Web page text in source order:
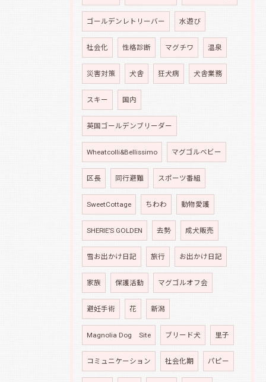
ゴールデンレトリーバー 水遊び
社会化 性格診断 マグチワ 温泉
災害対策 犬舎 狂犬病 犬舎業務
スキー 国内
英国ゴールデンブリーダー
Wheatcolli&Bellissimo マグゴルベビー
区長 同行避難 スポーツ番組
SweetCottage ちわわ 動物愛護
SHERIE’S GOLDEN 去勢 成犬販売
雪お出かけ日記 旅行 お出かけ日記
家族 保護活動 マグゴルオフ会
避妊手術 花 新潟
Magnolia Dog Site ブリード犬 里子
コミュニケーション 社会化期 パピー